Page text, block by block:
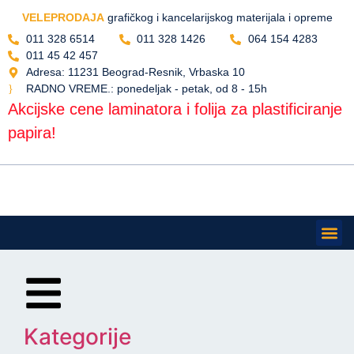
VELEPRODAJAgrafičkog i kancelarijskog materijala i opreme
011 328 6514
011 328 1426
064 154 4283
011 45 42 457
Adresa: 11231 Beograd-Resnik, Vrbaska 10
RADNO VREME.: ponedeljak - petak, od 8 - 15h
Akcijske cene laminatora i folija za plastificiranje
papira!
Kategorije